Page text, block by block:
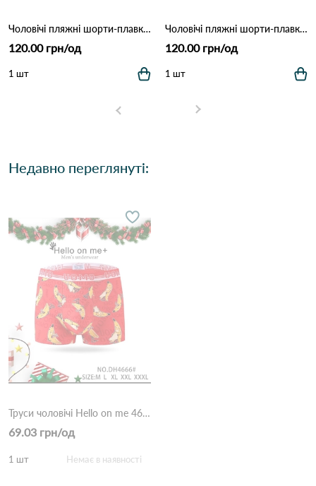
Чоловічі пляжні шорти-плавки з сіткою "Tropical Palm" (Опт) 006 Темно Синій
120.00 грн/од
1 шт
Чоловічі пляжні шорти-плавки з сіткою "Tropical Palm" (Опт) 006 Синій
120.00 грн/од
1 шт
Недавно переглянуті:
Труси чоловічі Hello on me 4666 Червоний
69.03 грн/од
1 шт Немає в наявності